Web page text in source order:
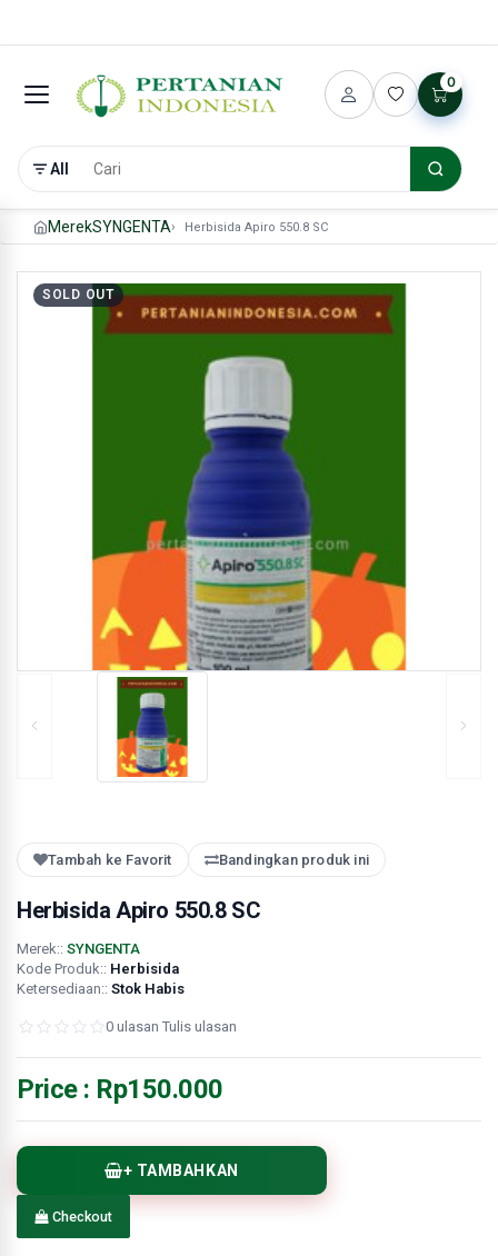
All
0
MerekSYNGENTA Herbisida Apiro 550.8 SC
SOLD OUT
Tambah ke Favorit Bandingkan produk ini
Herbisida Apiro 550.8 SC
Merek:: SYNGENTA
Kode Produk:: Herbisida
Ketersediaan:: Stok Habis
0 ulasan Tulis ulasan
Price : Rp150.000
+ TAMBAHKAN
Checkout